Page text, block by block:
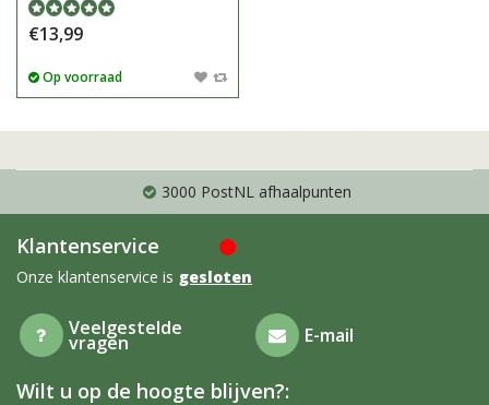
€13,99
Op voorraad
3000 PostNL afhaalpunten
Klantenservice
Onze klantenservice is gesloten
Veelgestelde
vragen E-mail
Wilt u op de hoogte blijven?: